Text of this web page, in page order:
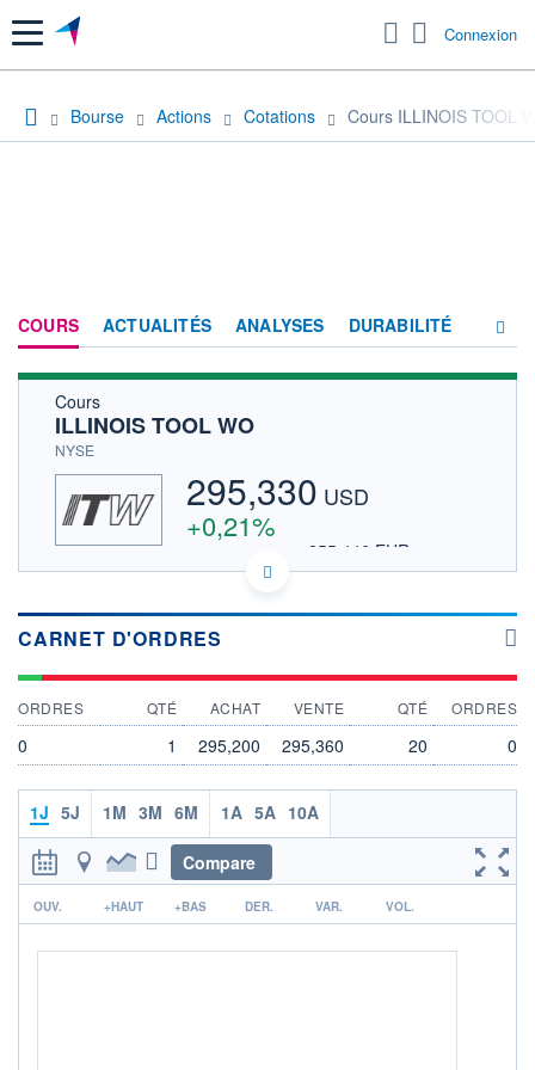
Menu Connexion
Bourse Actions Cotations Cours ILLINOIS TOOL
COURS ACTUALITÉS ANALYSES DURABILITÉ
PRODUITS DE BOURSE
HISTORIQUE
ACTIONNAIRES
Cours
ILLINOIS TOOL WO
NYSE
295,330 USD
+0,21%
255,446 EUR
DONNÉES TEMPS DIFFÉRÉ
Politique d'exécution
16h41
294
298
OUVERTURE
292,140
CLÔTURE VEILLE
294,720
297,040 292,540
CARNET D'ORDRES
ORDRES QTÉ ACHAT VENTE QTÉ ORDRES
0 1 295,200 295,360 20 0
1J 5J 1M 3M 6M 1A 5A 10A
Compare
r
OUV. +HAUT +BAS DER. VAR. VOL.